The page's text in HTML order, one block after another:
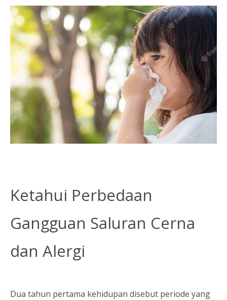
Ketahui Perbedaan
Gangguan Saluran Cerna
dan Alergi
Dua tahun pertama kehidupan disebut periode yang